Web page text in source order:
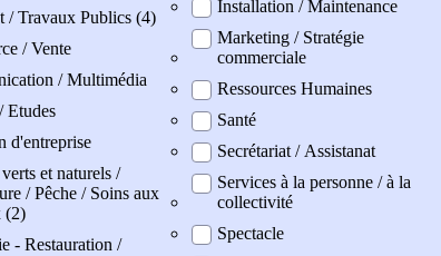
/ Travaux Publics (4)
/ Vente
/ Multimédia
Etudes
d'entreprise
et naturels /
/ Pêche / Soins aux
(2)
- Restauration /
Installation / Maintenance
Marketing / Stratégie
commerciale
Ressources Humaines
Santé
Secrétariat / Assistanat
Services à la personne / à la
collectivité
Spectacle